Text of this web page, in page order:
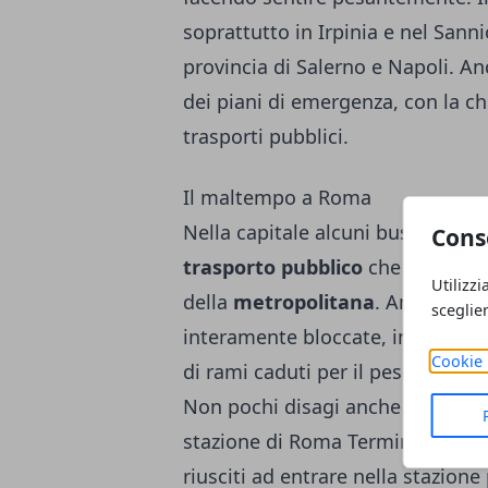
Cookie
soprattutto in Irpinia e nel
provincia di Salerno e Napoli.
dei piani di emergenza, con la
trasporti pubblici.
Il maltempo a Roma
Nella capitale alcuni bus Atac
trasporto pubblico che è
della metropolitana. Anche le
interamente bloccate, in alcuni
di rami caduti per il peso della
Non pochi disagi anche per chi
stazione di Roma Termini si
riusciti ad entrare nella